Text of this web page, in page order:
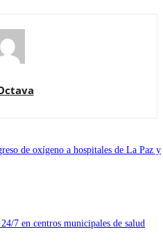
de oxígeno a hospitales de La Paz y
7 en centros municipales de salud